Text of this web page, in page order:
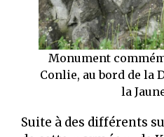
Monument
Conlie, au bord de la
la
Suite à des différents